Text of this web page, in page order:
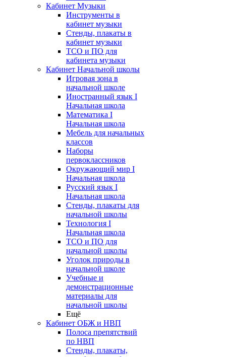
Кабинет Музыки
Инструменты в
кабинет музыки
Стенды, плакаты в
кабинет музыки
ТСО и ПО для
кабинета музыки
Кабинет Начальной школы
Игровая зона в
начальной школе
Иностранный язык I
Начальная школа
Математика I
Начальная школа
Мебель для начальных
классов
Наборы
первоклассников
Окружающий мир I
Начальная школа
Русский язык I
Начальная школа
Стенды, плакаты для
начальной школы
Технология I
Начальная школа
ТСО и ПО для
начальной школы
Уголок природы в
начальной школе
Учебные и
демонстрационные
материалы для
начальной школы
Ещё
Кабинет ОБЖ и НВП
Полоса препятствий
по НВП
Стенды, плакаты,